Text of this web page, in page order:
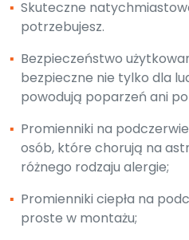
▪ Skuteczne
potrzebujesz.
▪ Bezpieczeństwo
bezpieczne nie tylko dla
powodują poparzeń ani
▪ Promienniki na
osób, które chorują na
różnego rodzaju alergie;
▪ Promienniki ciepła na
proste w montażu;